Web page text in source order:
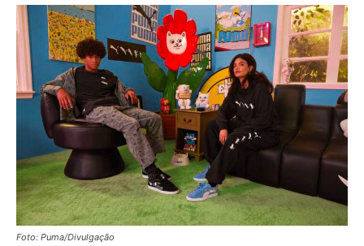
Foto: Puma/Divulgação